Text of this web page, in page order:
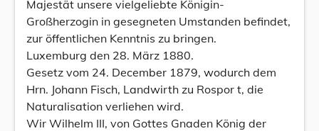
Majestät unsere vielgeliebte Königin-
Großherzogin in gesegneten Umstanden befindet,
zur öffentlichen Kenntnis zu bringen.
Luxemburg den 28. März 1880.
Gesetz vom 24. December 1879, wodurch dem
Hrn. Johann Fisch, Landwirth zu Rospor t, die
Naturalisation verliehen wird.
Wir Wilhelm III, von Gottes Gnaden König der